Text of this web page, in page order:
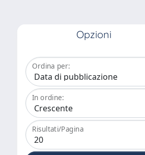
Opzioni
Ordina per:
In ordine:
Risultati/Pagina